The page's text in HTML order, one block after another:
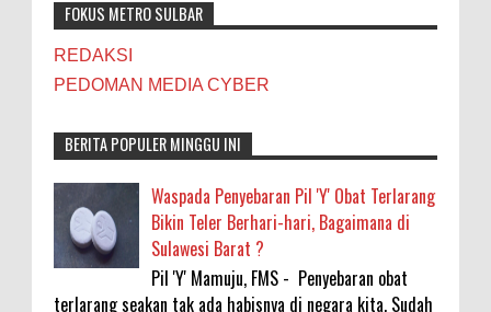
FOKUS METRO SULBAR
REDAKSI
PEDOMAN MEDIA CYBER
BERITA POPULER MINGGU INI
Waspada Penyebaran Pil 'Y' Obat Terlarang
Bikin Teler Berhari-hari, Bagaimana di
Sulawesi Barat ?
Pil 'Y' Mamuju, FMS - Penyebaran obat
terlarang seakan tak ada habisnya di negara kita. Sudah